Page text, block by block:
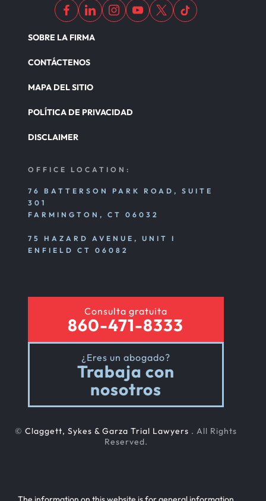
SOBRE LA FIRMA
CONTÁCTENOS
MAPA DEL SITIO
POLÍTICA DE PRIVACIDAD
DISCLAIMER
OFFICE LOCATION:
76 BATTERSON PARK ROAD, SUITE
301
FARMINGTON, CT 06032
75 HAZARD AVENUE, UNIT I
ENFIELD CT 06082
Consulta gratuita
860-471-8333
¿Eres un abogado?
Trabaja con
nosotros
© Claggett, Sykes & Garza Trial Lawyers . All Rights
Reserved.